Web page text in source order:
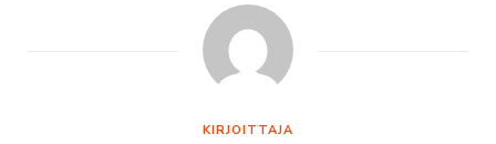
KIRJOITTAJA